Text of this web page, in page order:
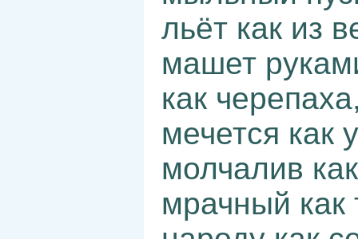
льёт как из
машет
как
мечется как
молчалив
мрачный как